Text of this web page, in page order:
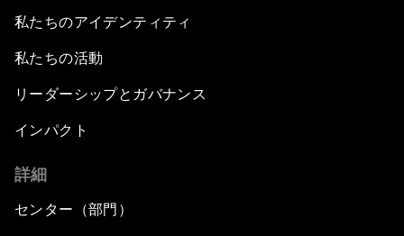
私たちのアイデンティティ
私たちの活動
リーダーシップとガバナンス
インパクト
詳細
センター（部門）